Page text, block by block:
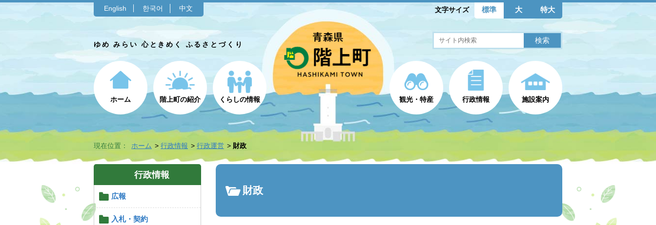
English 한국어 中文 文字サイズ 標準 大 特大
ゆめ みらい 心ときめく ふるさとづくり
ホーム 階上町の紹介 くらしの情報 観光・特産 行政情報 施設案内
現在位置： ホーム 行政情報 行政運営 財政
行政情報
広報
入札・契約
財政